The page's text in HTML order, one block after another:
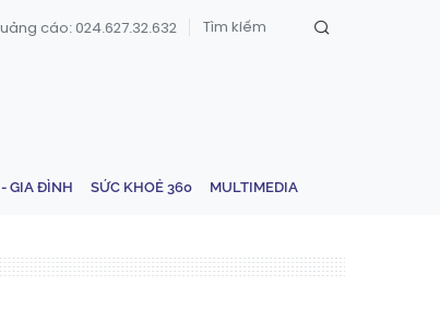
cáo: 024.627.32.632
GIA ĐÌNH SỨC KHOẺ 360 MULTIMEDIA